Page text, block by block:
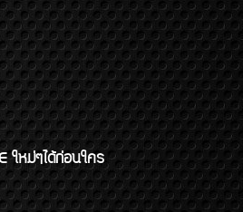
ใหม่ๆได้ก่อนใคร